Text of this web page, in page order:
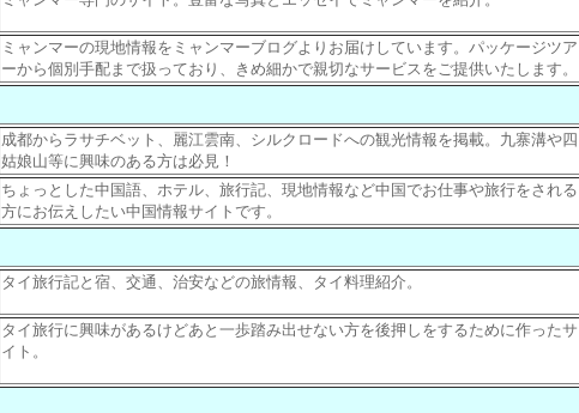
ミャンマーの現地情報をミャンマーブログよりお届けしています。パッケージツア
ーから個別手配まで扱っており、きめ細かで親切なサービスをご提供いたします。
成都からラサチベット、麗江雲南、シルクロードへの観光情報を掲載。九寨溝や四
姑娘山等に興味のある方は必見！
ちょっとした中国語、ホテル、旅行記、現地情報など中国でお仕事や旅行をされる
方にお伝えしたい中国情報サイトです。
タイ旅行記と宿、交通、治安などの旅情報、タイ料理紹介。
タイ旅行に興味があるけどあと一歩踏み出せない方を後押しをするために作ったサ
イト。